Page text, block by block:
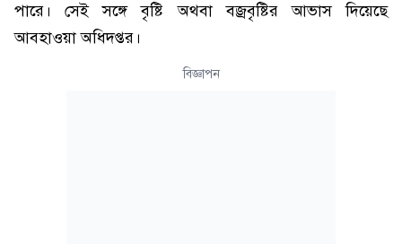
পারে। সেই সঙ্গে বৃষ্টি অথবা বজ্রবৃষ্টির আভাস দিয়েছে
আবহাওয়া অধিদপ্তর।
বিজ্ঞাপন